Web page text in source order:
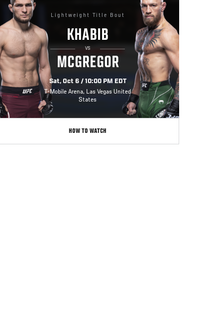
Lightweight Title Bout
KHABIB
VS
MCGREGOR
Sat, Oct 6 / 10:00 PM EDT
T-Mobile Arena, Las Vegas United
States
HOW TO WATCH